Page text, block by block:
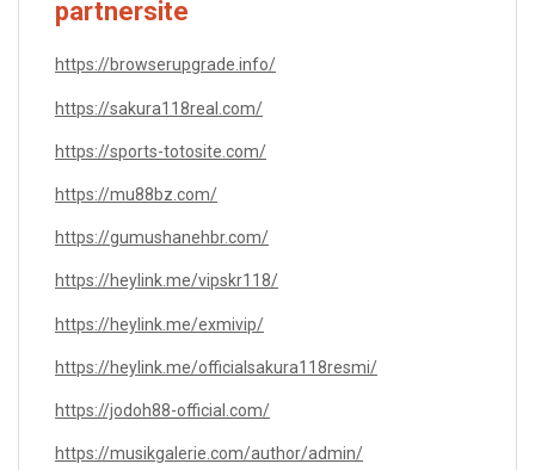
partnersite
https://browserupgrade.info/
https://sakura118real.com/
https://sports-totosite.com/
https://mu88bz.com/
https://gumushanehbr.com/
https://heylink.me/vipskr118/
https://heylink.me/exmivip/
https://heylink.me/officialsakura118resmi/
https://jodoh88-official.com/
https://musikgalerie.com/author/admin/